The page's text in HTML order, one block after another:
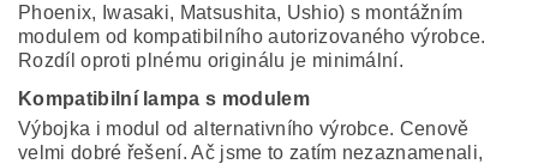
Phoenix, Iwasaki, Matsushita, Ushio) s montážním
modulem od kompatibilního autorizovaného výrobce.
Rozdíl oproti plnému originálu je minimální.
Kompatibilní lampa s modulem
Výbojka i modul od alternativního výrobce. Cenově
velmi dobré řešení. Ač jsme to zatím nezaznamenali,